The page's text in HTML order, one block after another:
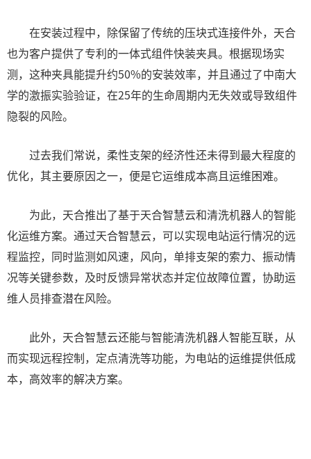
在安装过程中，除保留了传统的压块式连接件外，天合
也为客户提供了专利的一体式组件快装夹具。根据现场实
测，这种夹具能提升约50%的安装效率，并且通过了中南大
学的激振实验验证，在25年的生命周期内无失效或导致组件
隐裂的风险。
过去我们常说，柔性支架的经济性还未得到最大程度的
优化，其主要原因之一，便是它运维成本高且运维困难。
为此，天合推出了基于天合智慧云和清洗机器人的智能
化运维方案。通过天合智慧云，可以实现电站运行情况的远
程监控，同时监测如风速，风向，单排支架的索力、振动情
况等关键参数，及时反馈异常状态并定位故障位置，协助运
维人员排查潜在风险。
此外，天合智慧云还能与智能清洗机器人智能互联，从
而实现远程控制，定点清洗等功能，为电站的运维提供低成
本，高效率的解决方案。